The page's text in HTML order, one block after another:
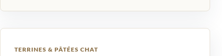
TERRINES & PÂTÉES CHAT